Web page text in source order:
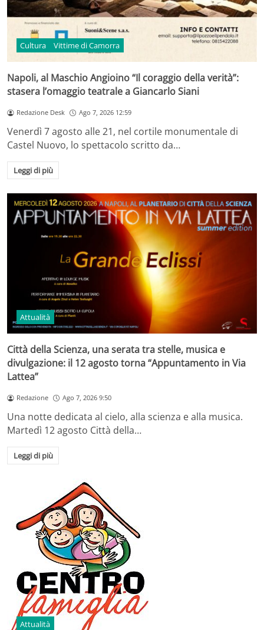
Cultura Vittime di Camorra
Napoli, al Maschio Angioino “Il coraggio della verità”:
stasera l’omaggio teatrale a Giancarlo Siani
Redazione Desk Ago 7, 2026 12:59
Venerdì 7 agosto alle 21, nel cortile monumentale di
Castel Nuovo, lo spettacolo scritto da…
Leggi di più
Attualità
Città della Scienza, una serata tra stelle, musica e
divulgazione: il 12 agosto torna “Appuntamento in Via
Lattea”
Redazione Ago 7, 2026 9:50
Una notte dedicata al cielo, alla scienza e alla musica.
Martedì 12 agosto Città della…
Leggi di più
Attualità